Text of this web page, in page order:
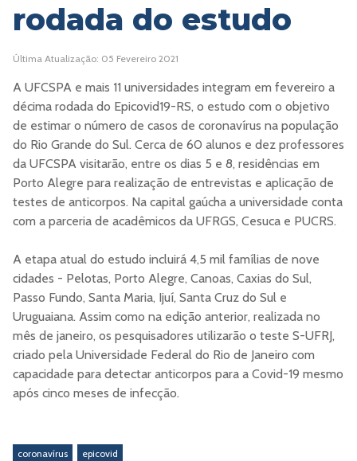
rodada do estudo
Última Atualização: 05 Fevereiro 2021
A UFCSPA e mais 11 universidades integram em fevereiro a
décima rodada do Epicovid19-RS, o estudo com o objetivo
de estimar o número de casos de coronavírus na população
do Rio Grande do Sul. Cerca de 60 alunos e dez professores
da UFCSPA visitarão, entre os dias 5 e 8, residências em
Porto Alegre para realização de entrevistas e aplicação de
testes de anticorpos. Na capital gaúcha a universidade conta
com a parceria de acadêmicos da UFRGS, Cesuca e PUCRS.
A etapa atual do estudo incluirá 4,5 mil famílias de nove
cidades - Pelotas, Porto Alegre, Canoas, Caxias do Sul,
Passo Fundo, Santa Maria, Ijuí, Santa Cruz do Sul e
Uruguaiana. Assim como na edição anterior, realizada no
mês de janeiro, os pesquisadores utilizarão o teste S-UFRJ,
criado pela Universidade Federal do Rio de Janeiro com
capacidade para detectar anticorpos para a Covid-19 mesmo
após cinco meses de infecção.
coronavírus epicovid